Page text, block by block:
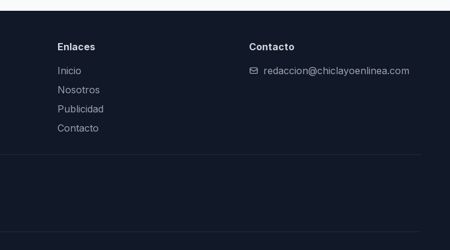
Enlaces
Inicio
Nosotros
Publicidad
Contacto
Contacto
redaccion@chiclayoenlinea.com